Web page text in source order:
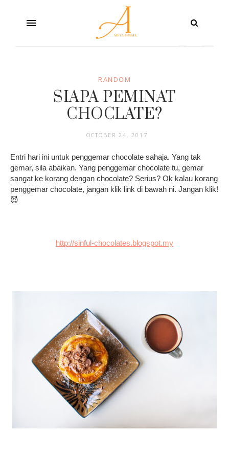
RANDOM
SIAPA PEMINAT
CHOCLATE?
OCTOBER 24, 2017
Entri hari ini untuk penggemar chocolate sahaja. Yang tak
gemar, sila abaikan. Yang penggemar chocolate tu, gemar
sangat ke korang dengan chocolate? Serius? Ok kalau korang
penggemar chocolate, jangan klik link di bawah ni. Jangan klik!
😈
http://sinful-chocolates.blogspot.my